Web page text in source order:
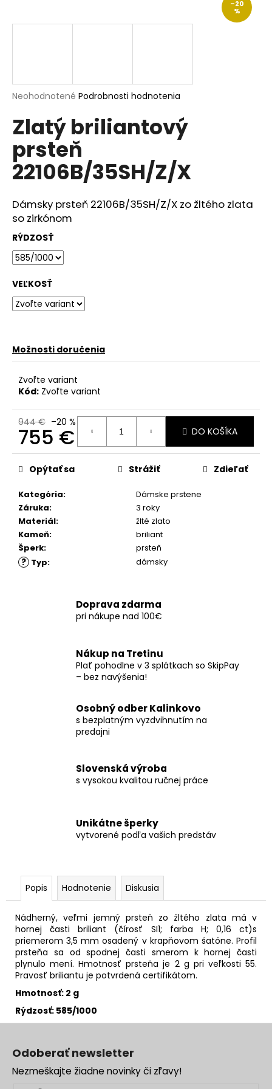
Priemerné
produktu
je
5
hviezdičiek.
Neohodnotené Podrobnosti hodnotenia
Zlatý briliantový
prsteň
22106B/35SH/Z/X
Dámsky prsteň 22106B/35SH/Z/X zo žltého zlata
so zirkónom
RÝDZOSŤ
VEĽKOSŤ
Možnosti doručenia
Zvoľte variant
Kód: Zvoľte variant
944 € –20 %
755 €
Jednotková
cena:
DO KOŠÍKA
Kategória:
Dámske prstene
Záruka:
3 roky
Materiál:
žlté zlato
Kameň:
briliant
Šperk: prsteň
? Typ: dámsky
Opýtať sa Strážiť Zdieľať
–20
%
Doprava zdarma
pri nákupe nad 100€
Nákup na Tretinu
Plať pohodlne v 3 splátkach so SkipPay
– bez navýšenia!
Osobný odber Kalinkovo
s bezplatným vyzdvihnutím na
predajni
Slovenská výroba
s vysokou kvalitou ručnej práce
Unikátne šperky
vytvorené podľa vašich predstáv
Popis Hodnotenie Diskusia
Nádherný, veľmi jemný prsteň zo žltého zlata má v
hornej časti briliant (čírosť SI1; farba H; 0,16 ct)s
priemerom 3,5 mm osadený v krapňovom šatóne. Profil
prsteňa sa od spodnej časti smerom k hornej časti
plynulo mení. Hmotnosť prsteňa je 2 g pri veľkosti 55.
Pravosť briliantu je potvrdená certifikátom.
Hmotnosť: 2 g
Rýdzosť: 585/1000
j
?
d
p
o
r
ú
a
m
e
Odoberať newsletter
Nezmeškajte žiadne novinky či zľavy!